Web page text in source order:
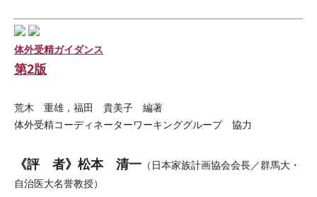
体外受精ガイダンス
第2版
荒木 重雄，福田 貴美子 編著
体外受精コーディネーターワーキンググループ 協力
《評 者》松本 清一 （日本家族計画協会会長／群馬大・
自治医大名誉教授）